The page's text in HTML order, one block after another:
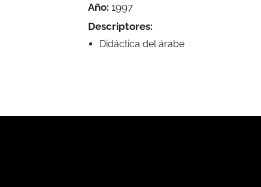
Año: 1997
Descriptores:
Didáctica del árabe